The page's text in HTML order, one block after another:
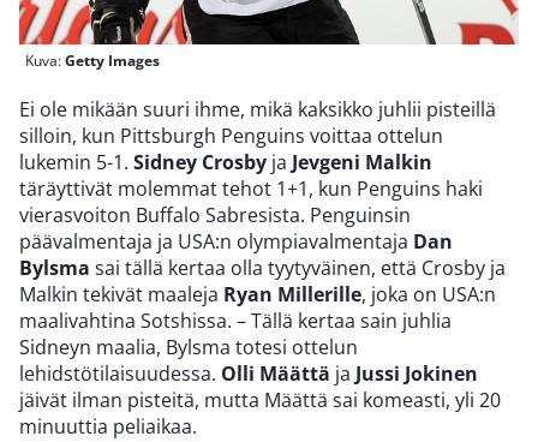
Kuva:Getty Images
Ei ole mikään suuri ihme, mikä kaksikko juhlii pisteillä
silloin, kun Pittsburgh Penguins voittaa ottelun
lukemin 5-1. Sidney Crosby ja Jevgeni Malkin
täräyttivät molemmat tehot 1+1, kun Penguins haki
vierasvoiton Buffalo Sabresista. Penguinsin
päävalmentaja ja USA:n olympiavalmentaja Dan
Bylsma sai tällä kertaa olla tyytyväinen, että Crosby ja
Malkin tekivät maaleja Ryan Millerille, joka on USA:n
maalivahtina Sotshissa. – Tällä kertaa sain juhlia
Sidneyn maalia, Bylsma totesi ottelun
lehidstötilaisuudessa. Olli Määttä ja Jussi Jokinen
jäivät ilman pisteitä, mutta Määttä sai komeasti, yli 20
minuuttia peliaikaa.